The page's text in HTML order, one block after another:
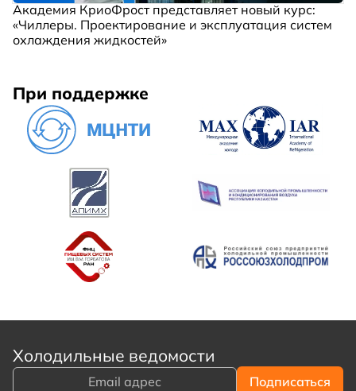
Академия КриоФрост представляет новый курс:
«Чиллеры. Проектирование и эксплуатация систем
охлаждения жидкостей»
При поддержке
Холодильные ведомости